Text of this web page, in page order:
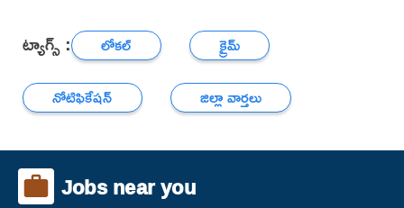
ట్యాగ్స్ : లోకల్
క్రైమ్
నోటిఫికేషన్
జిల్లా వార్తలు
Jobs near you